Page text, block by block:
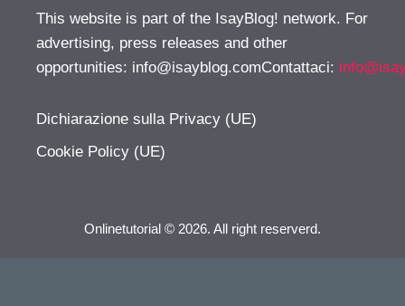
This website is part of the IsayBlog! network. For
advertising, press releases and other
opportunities: info@isayblog.comContattaci:
Dichiarazione sulla Privacy (UE)
Cookie Policy (UE)
Onlinetutorial © 2026. All right reserverd.